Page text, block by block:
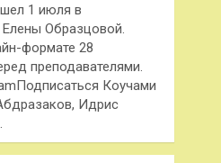
1 июля в
Образцовой.
формате 28
преподавателями.
Коучами
Идрис